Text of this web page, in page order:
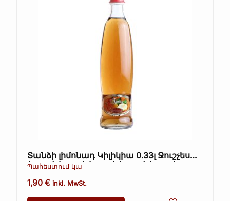
Տանձի լիմոնադ Կիլիկիա 0.33լ Ջուշչես
(Kopie) (Kopie) (Kopie) (Kopie) (Kopie)
Պահեստում կա
1,90€ inkl. MwSt.